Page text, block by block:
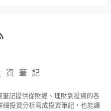
資筆記
記提供從財經、理財到投資的各
投資分析寫成投資筆記，也能讓